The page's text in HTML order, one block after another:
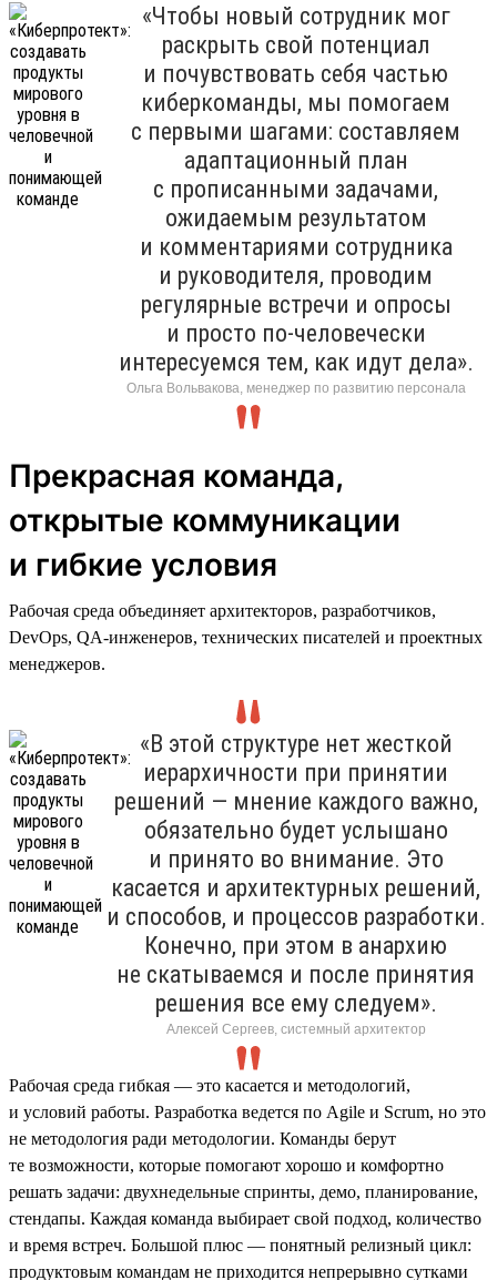
«Чтобы новый сотрудник мог
раскрыть свой потенциал
и почувствовать себя частью
киберкоманды, мы помогаем
с первыми шагами: составляем
адаптационный план
с прописанными задачами,
ожидаемым результатом
и комментариями сотрудника
и руководителя, проводим
регулярные встречи и опросы
и просто по-человечески
интересуемся тем, как идут дела».
Ольга Вольвакова, менеджер по развитию персонала
Прекрасная команда,
открытые коммуникации
и гибкие условия
Рабочая среда объединяет архитекторов, разработчиков,
DevOps, QA-инженеров, технических писателей и проектных
менеджеров.
«В этой структуре нет жесткой
иерархичности при принятии
решений — мнение каждого важно,
обязательно будет услышано
и принято во внимание. Это
касается и архитектурных решений,
и способов, и процессов разработки.
Конечно, при этом в анархию
не скатываемся и после принятия
решения все ему следуем».
Алексей Сергеев, системный архитектор
Рабочая среда гибкая — это касается и методологий,
и условий работы. Разработка ведется по Agile и Scrum, но это
не методология ради методологии. Команды берут
те возможности, которые помогают хорошо и комфортно
решать задачи: двухнедельные спринты, демо, планирование,
стендапы. Каждая команда выбирает свой подход, количество
и время встреч. Большой плюс — понятный релизный цикл:
продуктовым командам не приходится непрерывно сутками